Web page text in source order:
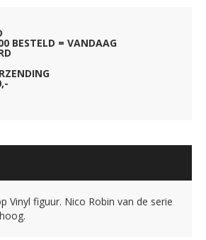
BESTELD = VANDAAG
Vinyl figuur. Nico Robin van de serie